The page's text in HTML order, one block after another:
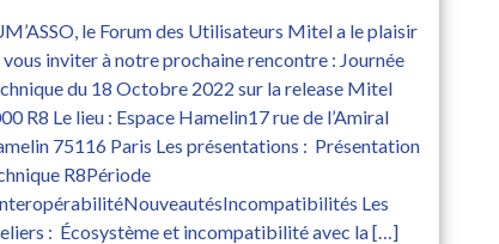
le Forum des Utilisateurs Mitel a le plaisir
vous inviter à notre prochaine rencontre : Journée
du 18 Octobre 2022 sur la release Mitel
R8 Le lieu : Espace Hamelin17 rue de l’Amiral
75116 Paris Les présentations : Présentation
R8Période
Les
: Écosystème et incompatibilité avec la […]